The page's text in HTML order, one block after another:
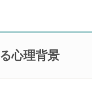
心理背景